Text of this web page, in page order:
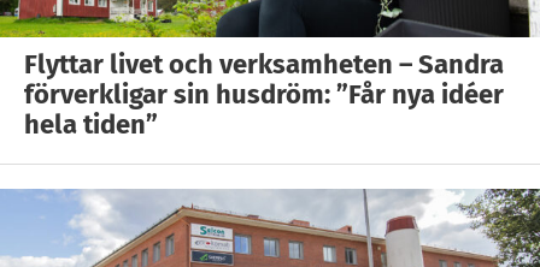
Flyttar livet och verksamheten – Sandra
förverkligar sin husdröm: ”Får nya idéer
hela tiden”